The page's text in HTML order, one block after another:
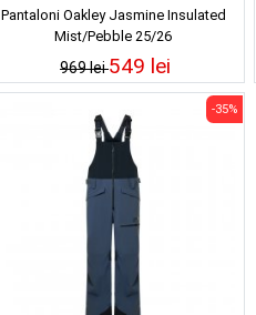
Pantaloni Oakley Jasmine Insulated
Mist/Pebble 25/26
969 lei549 lei
-35%